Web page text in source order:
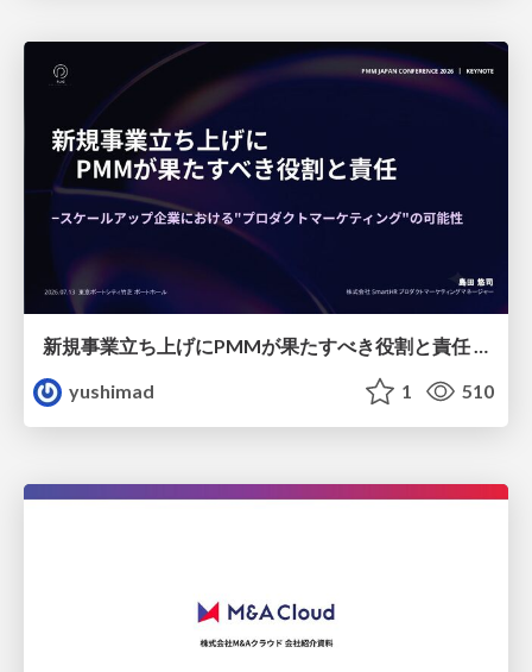
新規事業立ち上げにPMMが果たすべき役割と責任 −スケールアップ企業における"プロダクトマーケティング"の可能性
yushimad
1 510